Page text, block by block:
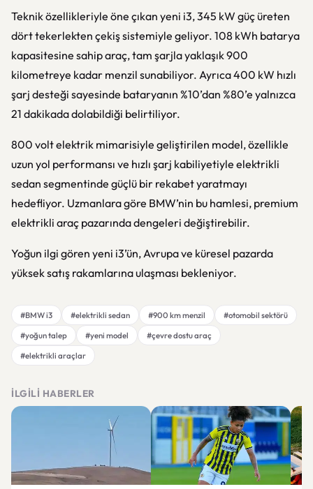
Teknik özellikleriyle öne çıkan yeni i3, 345 kW güç üreten
dört tekerlekten çekiş sistemiyle geliyor. 108 kWh batarya
kapasitesine sahip araç, tam şarjla yaklaşık 900
kilometreye kadar menzil sunabiliyor. Ayrıca 400 kW hızlı
şarj desteği sayesinde bataryanın %10’dan %80’e yalnızca
21 dakikada dolabildiği belirtiliyor.
800 volt elektrik mimarisiyle geliştirilen model, özellikle
uzun yol performansı ve hızlı şarj kabiliyetiyle elektrikli
sedan segmentinde güçlü bir rekabet yaratmayı
hedefliyor. Uzmanlara göre BMW’nin bu hamlesi, premium
elektrikli araç pazarında dengeleri değiştirebilir.
Yoğun ilgi gören yeni i3’ün, Avrupa ve küresel pazarda
yüksek satış rakamlarına ulaşması bekleniyor.
#BMW i3 #elektrikli sedan #900 km menzil
#otomobil sektörü
#yoğun talep
#yeni model
#çevre dostu araç
#elektrikli araçlar
İLGILI HABERLER